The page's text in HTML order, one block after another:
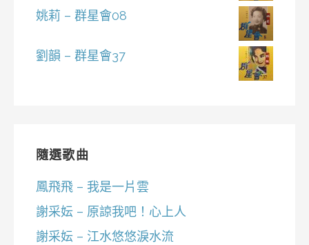
姚莉 – 群星會08
劉韻 – 群星會37
隨選歌曲
鳳飛飛 – 我是一片雲
謝采妘 – 原諒我吧！心上人
謝采妘 – 江水悠悠淚水流